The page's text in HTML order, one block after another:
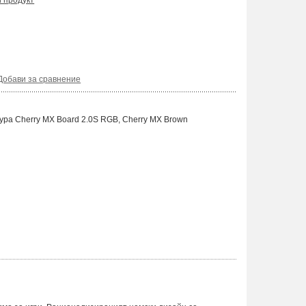
за сравнение
Cherry MX Board 2.0S RGB, Cherry MX Brown